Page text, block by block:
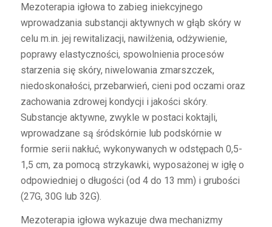
Mezoterapia igłowa to zabieg iniekcyjnego
wprowadzania substancji aktywnych w głąb skóry w
celu m.in. jej rewitalizacji, nawilżenia, odżywienie,
poprawy elastyczności, spowolnienia procesów
starzenia się skóry, niwelowania zmarszczek,
niedoskonałości, przebarwień, cieni pod oczami oraz
zachowania zdrowej kondycji i jakości skóry.
Substancje aktywne, zwykle w postaci koktajli,
wprowadzane są śródskórnie lub podskórnie w
formie serii nakłuć, wykonywanych w odstępach 0,5-
1,5 cm, za pomocą strzykawki, wyposażonej w igłę o
odpowiedniej o długości (od 4 do 13 mm) i grubości
(27G, 30G lub 32G).
Mezoterapia igłowa wykazuje dwa mechanizmy